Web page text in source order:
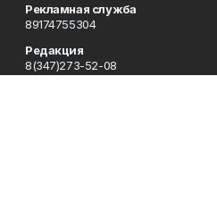
Рекламная служба
89174755304
Редакция
8(347)273-52-08